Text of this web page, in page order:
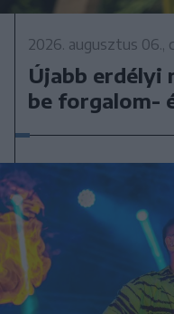
2026. augusztus
Újabb erdélyi
be forgalom-